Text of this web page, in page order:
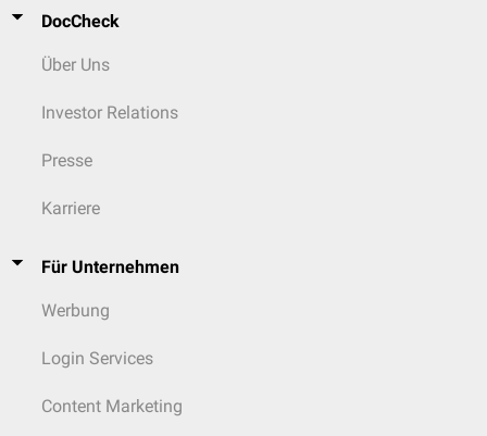
DocCheck
Über Uns
Investor Relations
Presse
Karriere
Für Unternehmen
Werbung
Login Services
Content Marketing